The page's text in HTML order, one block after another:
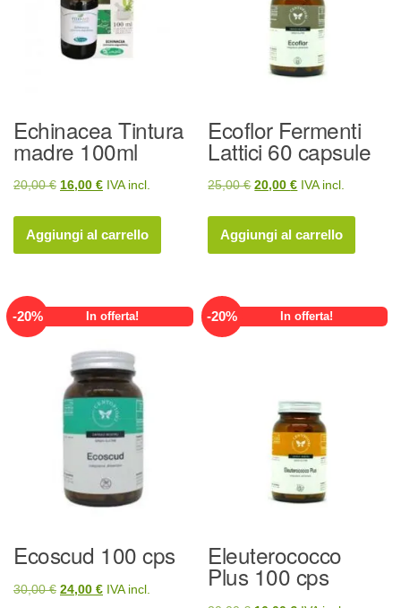
Echinacea Tintura
madre 100ml
20,00€ Il
originale
era:
16,00 €Il
attuale
è:
IVA incl.
Aggiungi al carrello
Ecoflor Fermenti
Lattici 60 capsule
25,00€ Il
originale
era:
20,00€Il
attuale
è:
IVA incl.
Aggiungi al carrello
-20% In offerta!
Ecoscud 100 cps
30,00€ Il
24,00 €IlIVA incl.
-20% In offerta!
Eleuterococco
Plus 100 cps